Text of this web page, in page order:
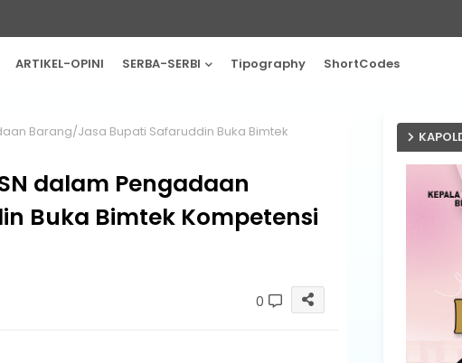
ARTIKEL-OPINI SERBA-SERBI Tipography ShortCodes
Barang/Jasa Bupati Safaruddin Buka Bimtek
dalam Pengadaan
Buka Bimtek Kompetensi
0